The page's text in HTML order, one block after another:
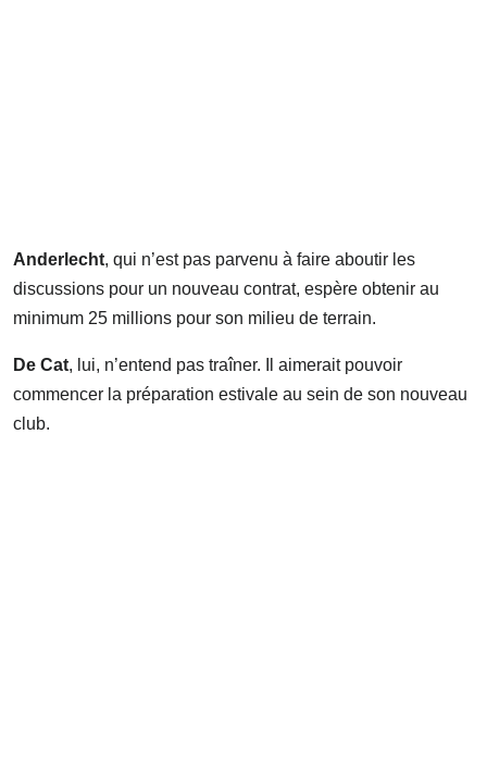
Anderlecht, qui n’est pas parvenu à faire aboutir les
discussions pour un nouveau contrat, espère obtenir au
minimum 25 millions pour son milieu de terrain.
De Cat, lui, n’entend pas traîner. Il aimerait pouvoir
commencer la préparation estivale au sein de son nouveau
club.